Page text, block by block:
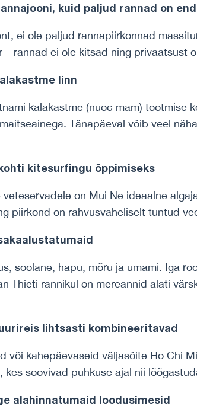
kuid paljud rannad on
ei ole paljud rannapiirkonnad
rannad ei ole kitsad ning privaatsust
linn
kalakastme (nuoc mam) tootmise
Tänapäeval võib veel
kitesurfingu õppimiseks
on Mui Ne ideaalne
piirkond on rahvusvaheliselt tuntud
soolane, hapu, mõru ja umami. Iga
Thieti rannikul on mereannid alati
lihtsasti kombineeritavad
või kahepäevaseid väljasõite Ho Chi
soovivad puhkuse ajal nii
alahinnatumaid loodusimesid